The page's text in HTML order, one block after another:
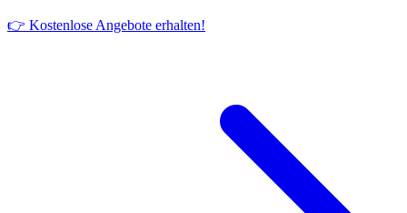
👉 Kostenlose Angebote erhalten!